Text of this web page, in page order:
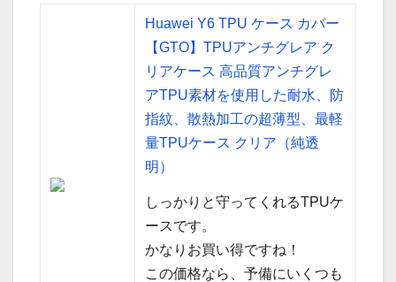
Huawei Y6 TPU ケース カバー
【GTO】TPUアンチグレア ク
リアケース 高品質アンチグレ
アTPU素材を使用した耐水、防
指紋、散熱加工の超薄型、最軽
量TPUケース クリア（純透
明）
しっかりと守ってくれるTPUケ
ースです。
かなりお買い得ですね！
この価格なら、予備にいくつも